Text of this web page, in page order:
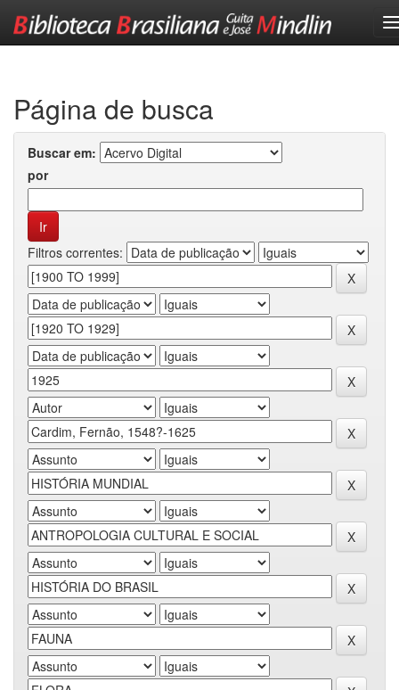
Página de busca
Buscar em:
por
Filtros correntes: